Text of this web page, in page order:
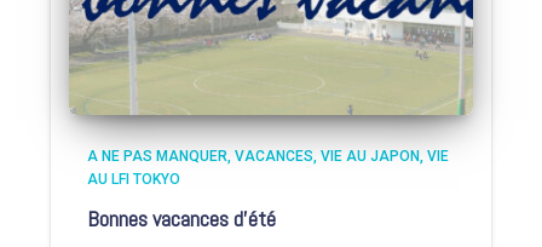
A NE PAS MANQUER VACANCES VIE AU JAPON VIE
AU LFI TOKYO
Bonnes vacances d’été